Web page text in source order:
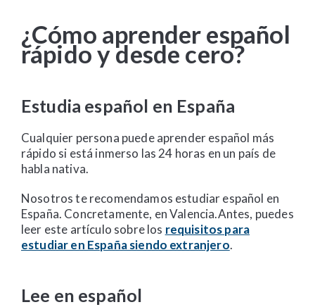
¿Cómo aprender español
rápido y desde cero?
Estudia español en España
Cualquier persona puede aprender español más
rápido si está inmerso las 24 horas en un país de
habla nativa.
Nosotros te recomendamos estudiar español en
España. Concretamente, en Valencia.Antes, puedes
leer este artículo sobre los requisitos para
estudiar en España siendo extranjero.
Lee en español